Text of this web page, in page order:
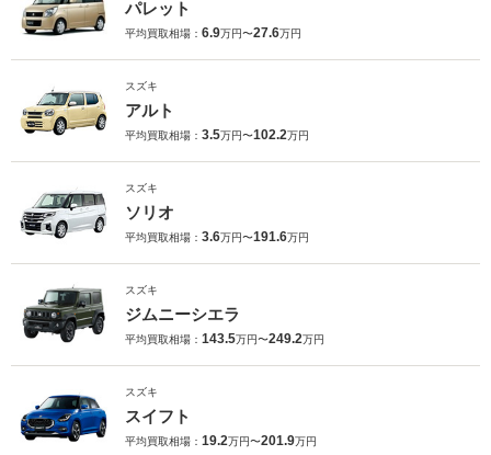
パレット
平均買取相場： 6.9万円〜27.6万円
スズキ
アルト
平均買取相場： 3.5万円〜102.2万円
スズキ
ソリオ
平均買取相場： 3.6万円〜191.6万円
スズキ
ジムニーシエラ
平均買取相場： 143.5万円〜249.2万円
スズキ
スイフト
平均買取相場： 19.2万円〜201.9万円